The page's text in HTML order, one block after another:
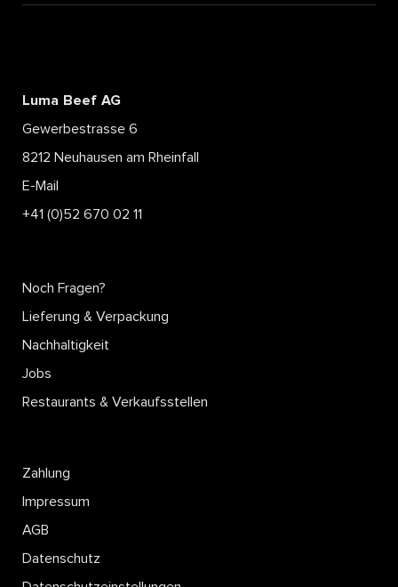
Luma Beef AG
Gewerbestrasse 6
8212 Neuhausen am Rheinfall
E-Mail
+41 (0)52 670 02 11
Noch Fragen?
Lieferung & Verpackung
Nachhaltigkeit
Jobs
Restaurants & Verkaufsstellen
Zahlung
Impressum
AGB
Datenschutz